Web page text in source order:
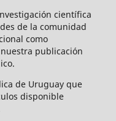
científica
de la comunidad
como
publicación
de Uruguay que
disponible